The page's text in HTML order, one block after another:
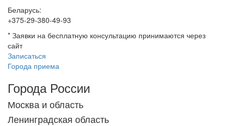
Беларусь:
+375-29-380-49-93
* Заявки на бесплатную консультацию принимаются через
сайт
Записаться
Города приема
Города России
Москва и область
Ленинградская область